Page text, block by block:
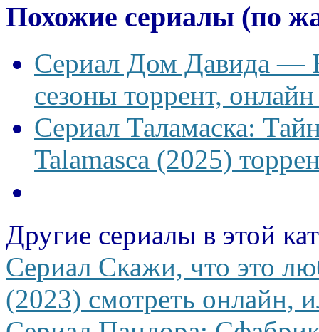
Похожие сериалы (по
Сериал Дом Давида —
сезоны торрент,
Сериал Таламаска:
Talamasca (2025)
Другие сериалы в этой
Сериал Скажи, что это
(2023) смотреть онлайн,